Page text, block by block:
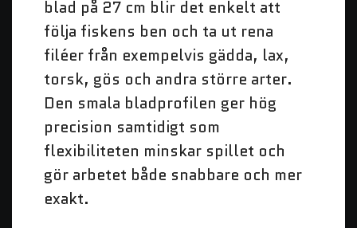
blad på 27 cm blir det enkelt att
följa fiskens ben och ta ut rena
filéer från exempelvis gädda, lax,
torsk, gös och andra större arter.
Den smala bladprofilen ger hög
precision samtidigt som
flexibiliteten minskar spillet och
gör arbetet både snabbare och mer
exakt.